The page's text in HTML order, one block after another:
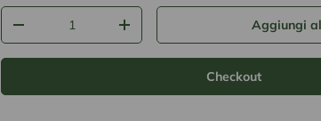
Q.tà
-
+ Aggiungi
Checkout